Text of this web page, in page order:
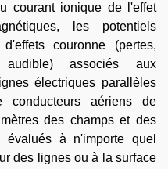
courant ionique de l'effet
les potentiels
couronne (pertes,
associés aux
électriques parallèles
aériens de
des champs et des
évalués à n'importe quel
des lignes ou à la surface